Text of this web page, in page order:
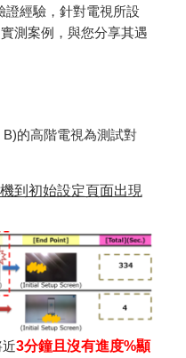
證經驗，針對電視所設
測案例，與您分享其遇
B)的高階電視為測試對
到初始設定頁面出現
近3分鐘且沒有進度%顯